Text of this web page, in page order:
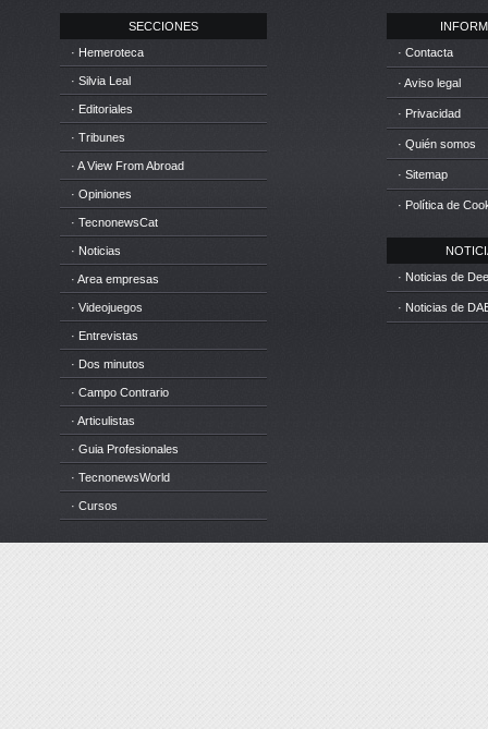
SECCIONES
· Hemeroteca
· Silvia Leal
· Editoriales
· Tribunes
· A View From Abroad
· Opiniones
· TecnonewsCat
· Noticias
· Area empresas
· Videojuegos
· Entrevistas
· Dos minutos
· Campo Contrario
· Articulistas
· Guia Profesionales
· TecnonewsWorld
· Cursos
· Contacta
· Aviso legal
· Privacidad
· Quién somos
· Sitemap
· Política de
· Noticias de
· Noticias de